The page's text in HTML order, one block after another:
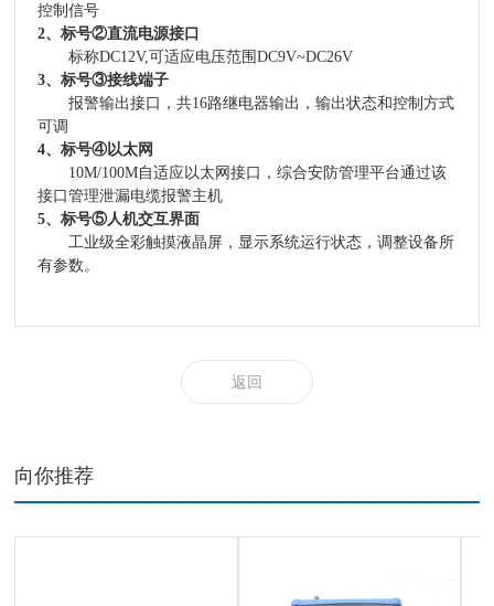
控制信号
2、标号②直流电源接口
标称DC12V,可适应电压范围DC9V~DC26V
3、标号③接线端子
报警输出接口，共16路继电器输出，输出状态和控制方式
可调
4、标号④以太网
10M/100M自适应以太网接口，综合安防管理平台通过该
接口管理泄漏电缆报警主机
5、标号⑤人机交互界面
工业级全彩触摸液晶屏，显示系统运行状态，调整设备所
有参数。
返回
向你推荐